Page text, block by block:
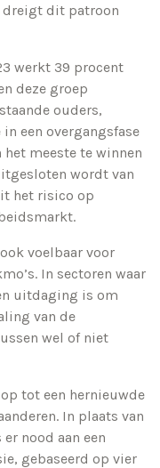
dreigt dit patroon
werkt 39 procent
deze groep
ouders,
een overgangsfase
meeste te winnen
wordt van
het risico op
voelbaar voor
In sectoren waar
uitdaging is om
van de
wel of niet
tot een hernieuwde
In plaats van
nood aan een
gebaseerd op vier